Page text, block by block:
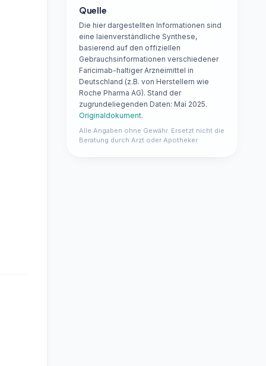
Quelle
Die hier dargestellten Informationen sind
eine laienverständliche Synthese,
basierend auf den offiziellen
Gebrauchsinformationen verschiedener
Faricimab-haltiger Arzneimittel in
Deutschland (z.B. von Herstellern wie
Roche Pharma AG). Stand der
zugrundeliegenden Daten: Mai 2025.
Originaldokument.
Alle Angaben ohne Gewähr. Ersetzt nicht die
Beratung durch Arzt oder Apotheker.